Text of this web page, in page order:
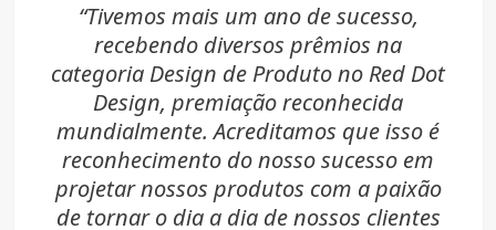
“Tivemos mais um ano de sucesso,
recebendo diversos prêmios na
categoria Design de Produto no Red Dot
Design, premiação reconhecida
mundialmente. Acreditamos que isso é
reconhecimento do nosso sucesso em
projetar nossos produtos com a paixão
de tornar o dia a dia de nossos clientes